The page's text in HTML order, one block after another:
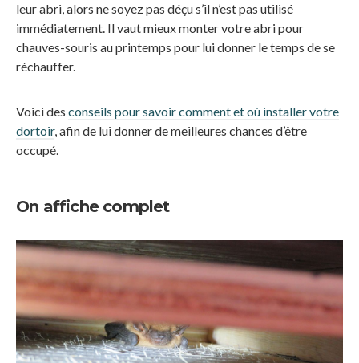
leur abri, alors ne soyez pas déçu s’il n’est pas utilisé
immédiatement. Il vaut mieux monter votre abri pour
chauves-souris au printemps pour lui donner le temps de se
réchauffer.
Voici des conseils pour savoir comment et où installer votre
dortoir, afin de lui donner de meilleures chances d’être
occupé.
On affiche complet